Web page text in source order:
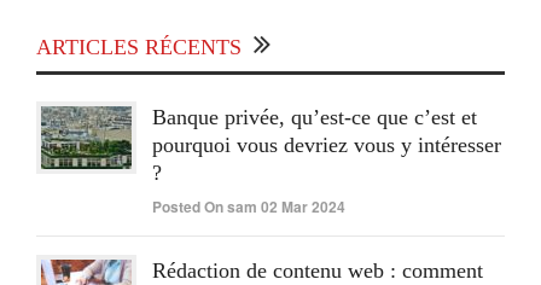
ARTICLES RÉCENTS
Banque privée, qu’est-ce que c’est et
pourquoi vous devriez vous y intéresser
?
Posted On sam 02 Mar 2024
Rédaction de contenu web : comment